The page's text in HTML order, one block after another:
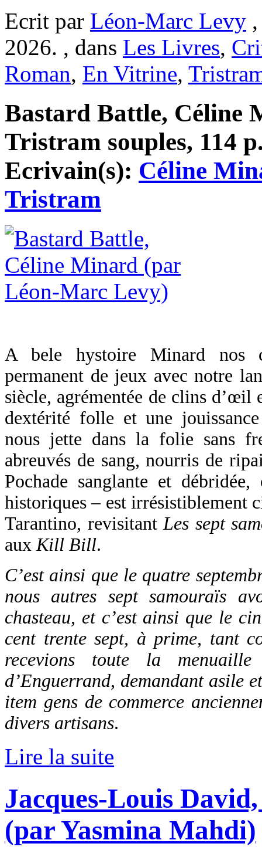
Ecrit par Léon-Marc Levy
2026. , dans Les Livres,
Roman, En Vitrine,
Bastard Battle, Céline
Tristram souples, 114
Ecrivain(s): Céline
Tristram
A bele hystoire Minard nos
permanent de jeux avec notre
siècle, agrémentée de clins d’œil
dextérité folle et une
nous jette dans la folie sans
abreuvés de sang, nourris de
Pochade sanglante et
historiques – est irrésistiblement
Tarantino, revisitantLes sept
auxKill Bill.
C’est ainsi que le quatre
nous autres sept samouraïs
chasteau, et c’est ainsi que le
cent trente sept, à prime, tant
recevions toute la
d’Enguerrand, demandant asile
item gens de commerce
divers artisans.
Lire la suite
Jacques-Louis
(par Yasmina Mahdi)